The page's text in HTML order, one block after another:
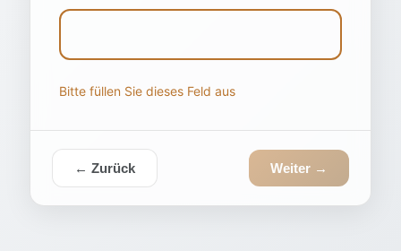
Bitte füllen Sie dieses Feld aus
← Zurück Weiter →